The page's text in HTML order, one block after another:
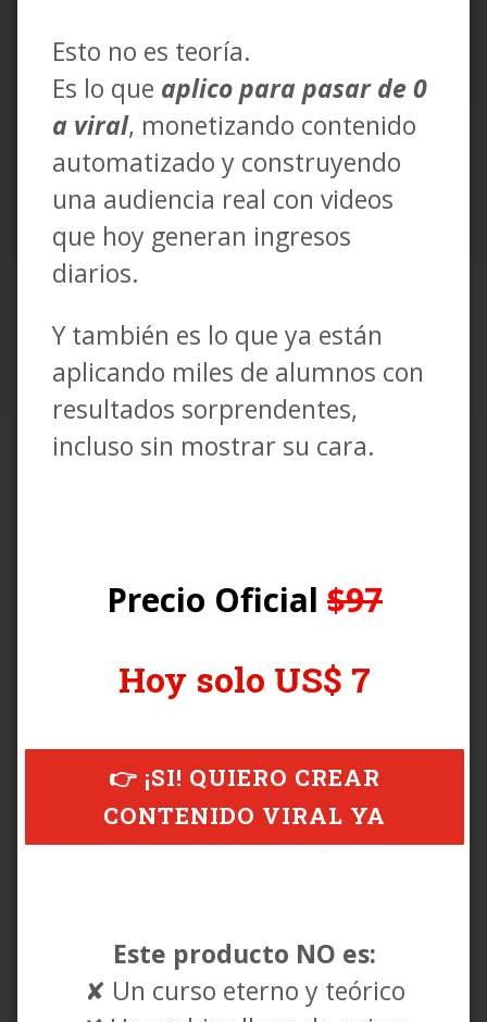
Esto no es teoría.
Es lo que aplico para pasar de 0
a viral, monetizando contenido
automatizado y construyendo
una audiencia real con videos
que hoy generan ingresos
diarios.
Y también es lo que ya están
aplicando miles de alumnos con
resultados sorprendentes,
incluso sin mostrar su cara.
Precio Oficial $97
Hoy solo US$ 7
👉 ¡SI! QUIERO CREAR
CONTENIDO VIRAL YA
Este producto NO es:
✘ Un curso eterno y teórico